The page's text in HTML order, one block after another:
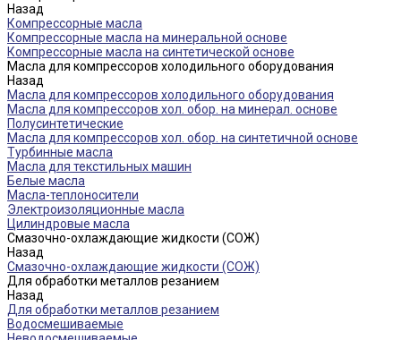
Назад
Компрессорные масла
Компрессорные масла на минеральной основе
Компрессорные масла на синтетической основе
Масла для компрессоров холодильного оборудования
Назад
Масла для компрессоров холодильного оборудования
Масла для компрессоров хол. обор. на минерал. основе
Полусинтетические
Масла для компрессоров хол. обор. на синтетичной основе
Турбинные масла
Масла для текстильных машин
Белые масла
Масла-теплоносители
Электроизоляционные масла
Цилиндровые масла
Смазочно-охлаждающие жидкости (СОЖ)
Назад
Смазочно-охлаждающие жидкости (СОЖ)
Для обработки металлов резанием
Назад
Для обработки металлов резанием
Водосмешиваемые